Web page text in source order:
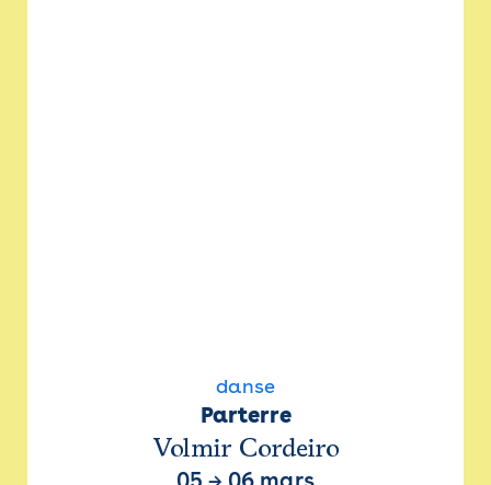
danse
Parterre
Volmir Cordeiro